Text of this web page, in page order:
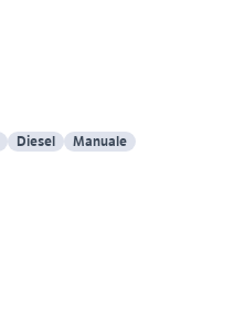
Diesel Manuale